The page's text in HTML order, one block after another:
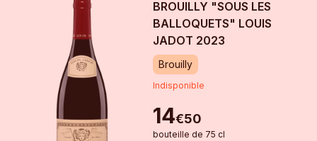
BROUILLY "SOUS LES
BALLOQUETS" LOUIS
JADOT 2023
Brouilly
Indisponible
14€50
bouteille de 75 cl